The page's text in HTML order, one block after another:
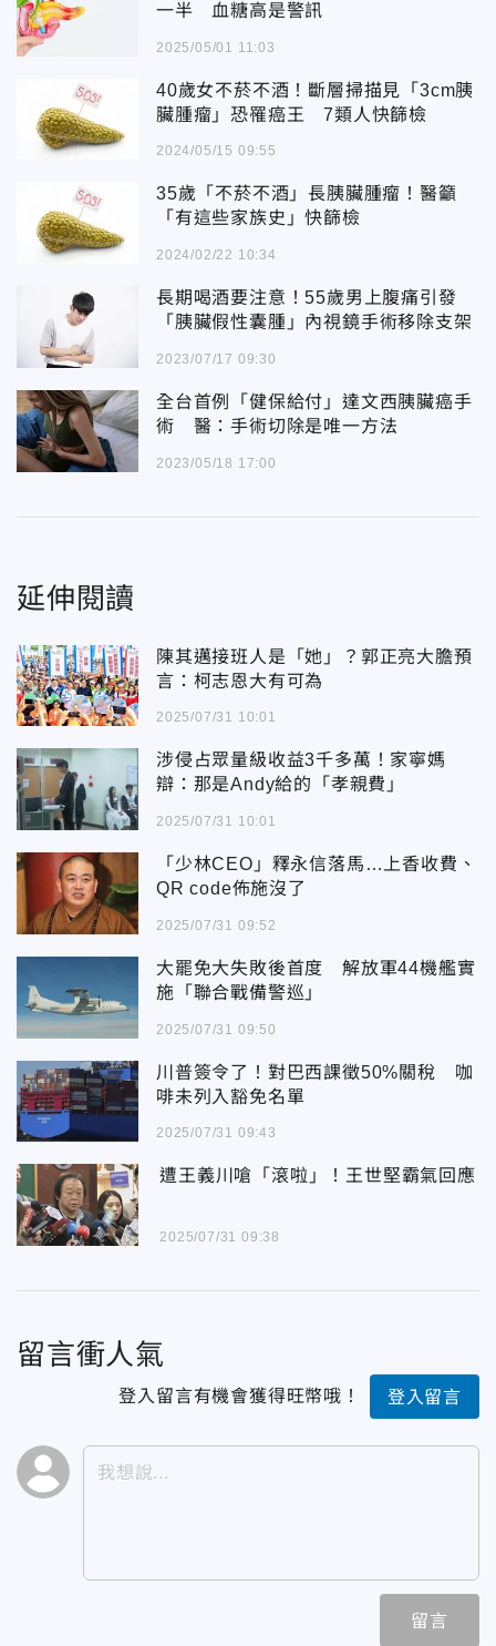
一半 血糖高是警訊
2025/05/01 11:03
40歲女不菸不酒！斷層掃描見「3cm胰
臟腫瘤」恐罹癌王 7類人快篩檢
2024/05/15 09:55
35歲「不菸不酒」長胰臟腫瘤！醫籲
「有這些家族史」快篩檢
2024/02/22 10:34
長期喝酒要注意！55歲男上腹痛引發
「胰臟假性囊腫」內視鏡手術移除支架
2023/07/17 09:30
全台首例「健保給付」達文西胰臟癌手
術 醫：手術切除是唯一方法
2023/05/18 17:00
延伸閱讀
陳其邁接班人是「她」？郭正亮大膽預
言：柯志恩大有可為
2025/07/31 10:01
涉侵占眾量級收益3千多萬！家寧媽
辯：那是Andy給的「孝親費」
2025/07/31 10:01
「少林CEO」釋永信落馬…上香收費、
QR code佈施沒了
2025/07/31 09:52
大罷免大失敗後首度 解放軍44機艦實
施「聯合戰備警巡」
2025/07/31 09:50
川普簽令了！對巴西課徵50%關稅 咖
啡未列入豁免名單
2025/07/31 09:43
遭王義川嗆「滾啦」！王世堅霸氣回應
2025/07/31 09:38
留言衝人氣
登入留言有機會獲得旺幣哦！ 登入留言
留言